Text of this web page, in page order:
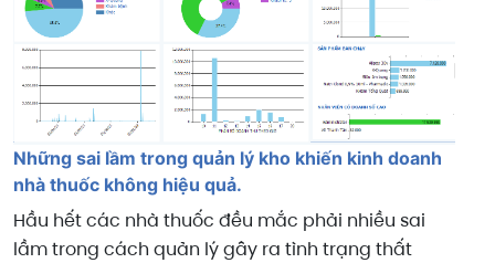
Những sai lầm trong quản lý kho khiến kinh doanh
nhà thuốc không hiệu quả.
Hầu hết các nhà thuốc đều mắc phải nhiều sai
lầm trong cách quản lý gây ra tình trạng thất